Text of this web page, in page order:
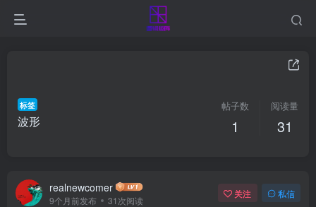
标签
波形
帖子数
1
阅读量
31
realnewcomer
9个月前发布 31次阅读
关注 私信